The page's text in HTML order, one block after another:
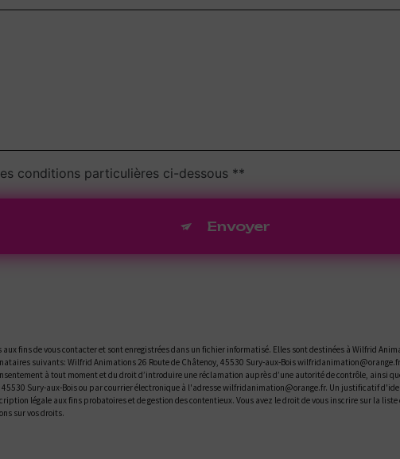
conditions particulières ci-dessous **
Envoyer
fins de vous contacter et sont enregistrées dans un fichier informatisé. Elles sont destinées à Wilfrid
suivants: Wilfrid Animations 26 Route de Châtenoy, 45530 Sury-aux-Bois
à tout moment et du droit d’introduire une réclamation auprès d’une autorité de contrôle, ainsi
45530 Sury-aux-Bois ou par courrier électronique à l'adresse wilfridanimation@orange.fr. Un justificatif
légale aux fins probatoires et de gestion des contentieux. Vous avez le droit de vous inscrire sur la
sur vos droits.